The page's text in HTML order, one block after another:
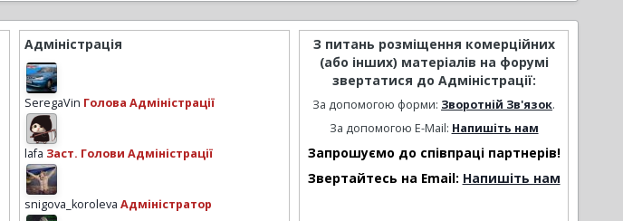
Адміністрація
SeregaVin Голова Адміністрації
lafa Заст. Голови Адміністрації
snigova_koroleva Адміністратор
З питань розміщення комерційних
(або інших) матеріалів на форумі
звертатися до Адміністрації:
За допомогою форми: Зворотній Зв'язок.
За допомогою E-Mail: Напишіть нам
Запрошуємо до співпраці партнерів!
Звертайтесь на Email: Напишіть нам